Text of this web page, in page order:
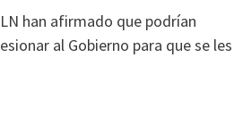
han afirmado que podrían
al Gobierno para que se les